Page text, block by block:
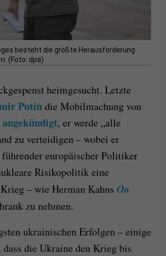
besteht die größte Herausforderung
(Foto: dpa)
heimgesucht. Letzte
Putindie Mobilmachung von
angekündigt, er werde „alle
zu verteidigen – wobei er
europäischer Politiker
Risikopolitik eine
– wie Herman Kahns On
zu nehmen.
ukrainischen Erfolgen – einige
die Ukraine den Krieg bis